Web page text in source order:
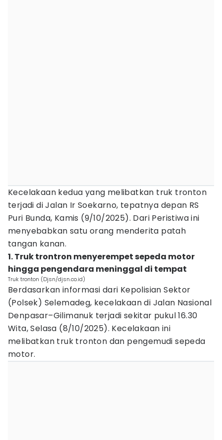
Kecelakaan kedua yang melibatkan truk tronton
terjadi di Jalan Ir Soekarno, tepatnya depan RS
Puri Bunda, Kamis (9/10/2025). Dari Peristiwa ini
menyebabkan satu orang menderita patah
tangan kanan.
1. Truk trontron menyerempet sepeda motor
hingga pengendara meninggal di tempat
Truk tronton (Djsn/djsn.co.id)
Berdasarkan informasi dari Kepolisian Sektor
(Polsek) Selemadeg, kecelakaan di Jalan Nasional
Denpasar–Gilimanuk terjadi sekitar pukul 16.30
Wita, Selasa (8/10/2025). Kecelakaan ini
melibatkan truk tronton dan pengemudi sepeda
motor.